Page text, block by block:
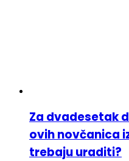
Za dvadesetak
ovih novčanica
trebaju uraditi?